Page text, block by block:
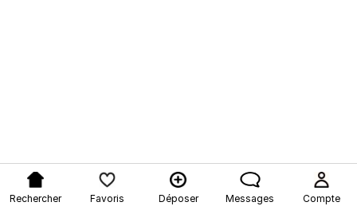
Rechercher Favoris Déposer Messages Compte